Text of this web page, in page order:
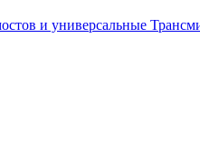
и универсальные